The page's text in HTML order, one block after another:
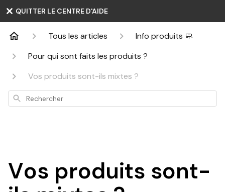
QUITTER LE CENTRE D'AIDE
Tous les articles
Info produits 🧼
Pour qui sont faits les produits ?
Vos produits sont-ils mixtes ?
Rechercher
Vos produits sont-